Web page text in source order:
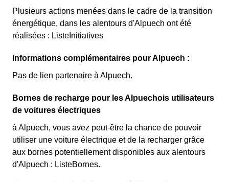
Plusieurs actions menées dans le cadre de la transition
énergétique, dans les alentours d'Alpuech ont été
réalisées : ListeInitiatives
Informations complémentaires pour Alpuech :
Pas de lien partenaire à Alpuech.
Bornes de recharge pour les Alpuechois utilisateurs
de voitures électriques
à Alpuech, vous avez peut-être la chance de pouvoir
utiliser une voiture électrique et de la recharger grâce
aux bornes potentiellement disponibles aux alentours
d'Alpuech : ListeBornes.